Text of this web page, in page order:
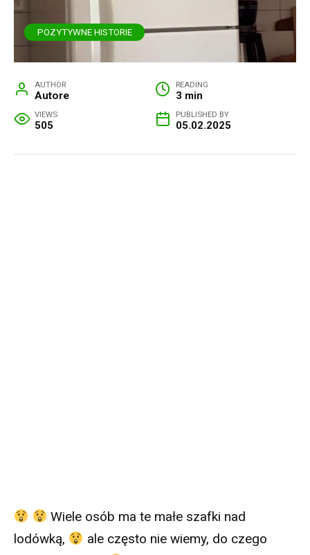
POZYTYWNE HISTORIE
AUTHOR
Autore
READING
3 min
VIEWS
505
PUBLISHED BY
05.02.2025
Wiele osób ma te małe szafki nad
lodówką,
ale często nie wiemy, do czego